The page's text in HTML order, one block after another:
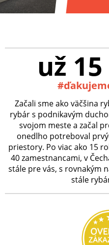
už
Začali sme ako väčšina
rybár s podnikavým
svojom meste a začal
onedlho potreboval
priestory. Po viac ako 15
40 zamestnancami, v
stále pre vás, s rovnakým
stále